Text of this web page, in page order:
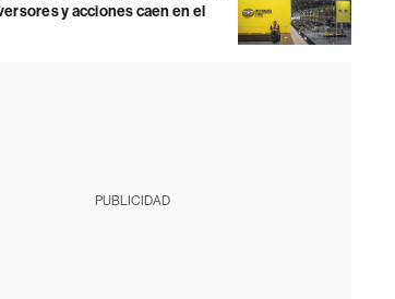
y acciones caen en el
PUBLICIDAD